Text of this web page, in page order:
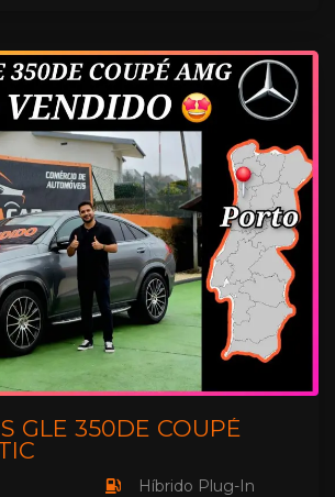
GLE 350DE COUPÉ
Híbrido Plug-In